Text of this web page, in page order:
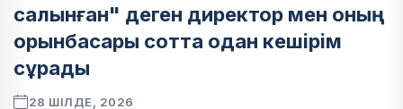
салынған" деген директор мен оның
орынбасары сотта одан кешірім
сұрады
28 ШІЛДЕ, 2026